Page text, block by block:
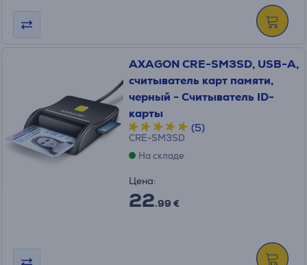
AXAGON CRE-SM3SD, USB-A,
считыватель карт памяти,
черный - Считыватель ID-
карты
(5)
CRE-SM3SD
На складе
Цена:
22.99 €